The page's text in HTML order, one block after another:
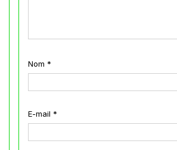
Nom *
E-mail *